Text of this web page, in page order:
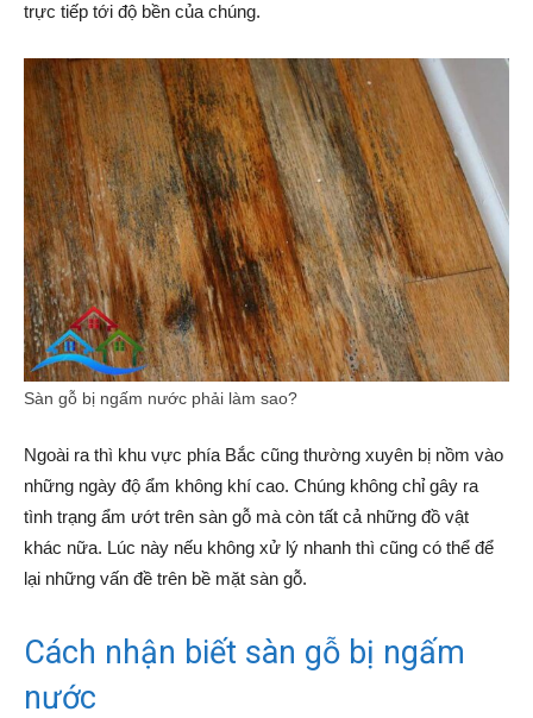
trực tiếp tới độ bền của chúng.
Sàn gỗ bị ngấm nước phải làm sao?
Ngoài ra thì khu vực phía Bắc cũng thường xuyên bị nồm vào
những ngày độ ẩm không khí cao. Chúng không chỉ gây ra
tình trạng ẩm ướt trên sàn gỗ mà còn tất cả những đồ vật
khác nữa. Lúc này nếu không xử lý nhanh thì cũng có thể để
lại những vấn đề trên bề mặt sàn gỗ.
Cách nhận biết sàn gỗ bị ngấm
nước